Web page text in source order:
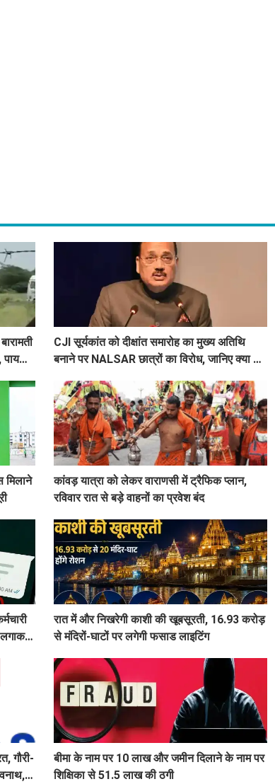
CJI सूर्यकांत को दीक्षांत समारोह का मुख्य अतिथि
बनाने पर NALSAR छात्रों का विरोध, जानिए क्या है
मिलाने
कांवड़ यात्रा को लेकर वाराणसी में ट्रैफिक प्लान,
रविवार रात से बड़े वाहनों का प्रवेश बंद
रात में और निखरेगी काशी की खूबसूरती, 16.93 करोड़
से मंदिरों-घाटों पर लगेगी फसाड लाइटिंग
गौरी-
बीमा के नाम पर 10 लाख और जमीन दिलाने के नाम पर
शिक्षिका से 51.5 लाख की ठगी